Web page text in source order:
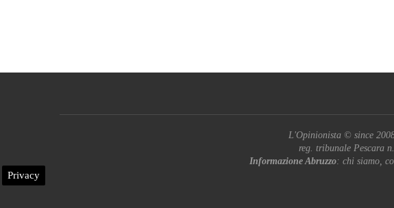
L'Opinionista © since
reg. tribunale Pescara
Informazione Abruzzo: chi siamo,
Privacy